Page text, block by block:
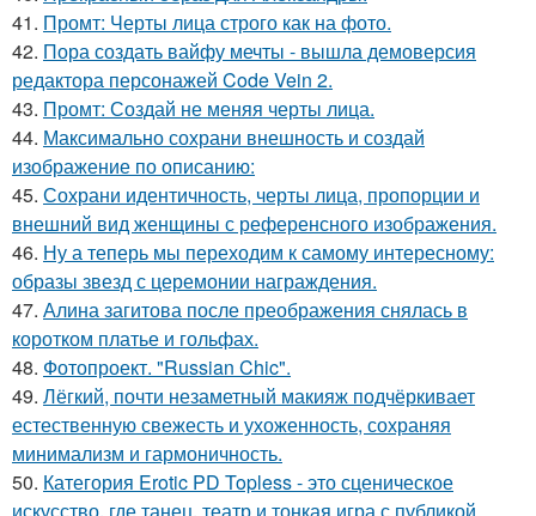
41. Промт: Черты лица строго как на фото.
42. Пора создать вайфу мечты - вышла демоверсия
редактора персонажей Code Vein 2.
43. Промт: Создай не меняя черты лица.
44. Максимально сохрани внешность и создай
изображение по описанию:
45. Сохрани идентичность, черты лица, пропорции и
внешний вид женщины с референсного изображения.
46. Ну а теперь мы переходим к самому интересному:
образы звезд с церемонии награждения.
47. Алина загитова после преображения снялась в
коротком платье и гольфах.
48. Фотопроект. "Russian Chic".
49. Лёгкий, почти незаметный макияж подчёркивает
естественную свежесть и ухоженность, сохраняя
минимализм и гармоничность.
50. Категория Erotic PD Topless - это сценическое